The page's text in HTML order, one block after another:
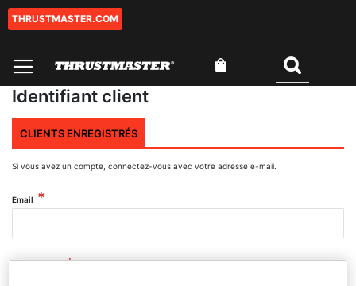
Aller
THRUSTMASTER.COM
Identifiant client
CLIENTS ENREGISTRÉS
Si vous avez un compte, connectez-vous avec votre adresse e-mail.
Email